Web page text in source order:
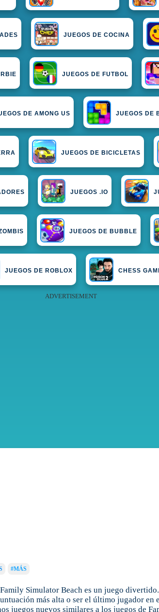
JUEGOS DE COCINA
JUEGOS DE FUTBOL
DE AMONG US JUEGOS DE
JUEGOS DE BICICLETAS
JUEGOS .IO
JUEGOS DE BUBBLE
JUEGOS DE ROBLOX CHESS
ADVERTISEMENT
#MÁS
Simulator Beach es un juego
más alta o ser el último jugador
juegos nuevos similares a los juegos de